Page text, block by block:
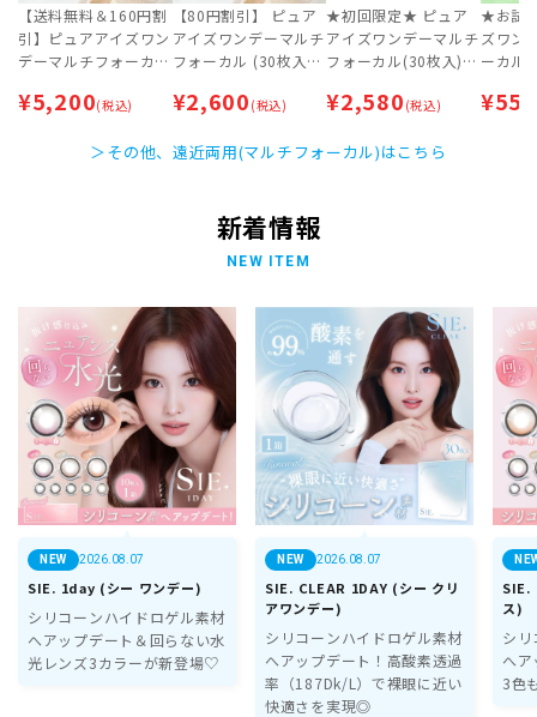
【送料無料＆160円割
引】ピュアアイズワン
デーマルチフォーカル
【ネコポス専用】 | 遠
ズ | ワンデー
¥5,200(税込)
【80円割引】 ピュア
アイズワンデーマルチ
フォーカル (30枚入)
近両用コンタクトレン
¥2,600 (税込)
★初回限定★ ピュア
アイズワンデーマルチ
フォーカル(30枚入)
近両用コンタクトレン
¥2,580 (税込)
★お試
ズワン
ーカル
用コン
¥550
＞その他、遠近両用(マルチフォーカル)はこちら
新着情報
NEW ITEM
2026.08.07
SIE. 1day (シー ワンデー)
シリコーンハイドロゲル素材
へアップデート＆回らない水
光レンズ3カラーが新登場♡
2026.08.07
SIE. CLEAR 1DAY (シー クリ
アワンデー)
シリコーンハイドロゲル素材
へアップデート！高酸素透過
率（187Dk/L）で裸眼に近い
快適さを実現◎
SIE.
ス)
シ
へ
3色